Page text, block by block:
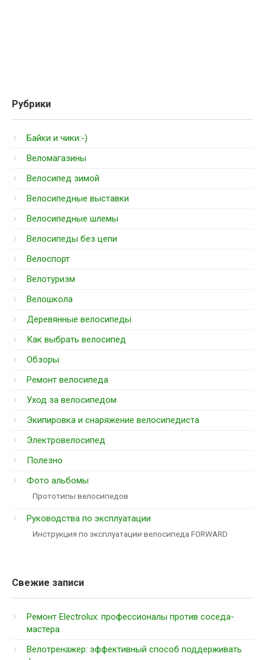
Рубрики
Байки и чики:-)
Веломагазины
Велосипед зимой
Велосипедные выставки
Велосипедные шлемы
Велосипеды без цепи
Велоспорт
Велотуризм
Велошкола
Деревянные велосипеды
Как выбрать велосипед
Обзоры
Ремонт велосипеда
Уход за велосипедом
Экипировка и снаряжение велосипедиста
Электровелосипед
Полезно
Фото альбомы
Прототипы велосипедов
Руководства по эксплуатации
Инструкция по эксплуатации велосипеда FORWARD
Свежие записи
Ремонт Electrolux: профессионалы против соседа-
мастера
Велотренажер: эффективный способ поддерживать